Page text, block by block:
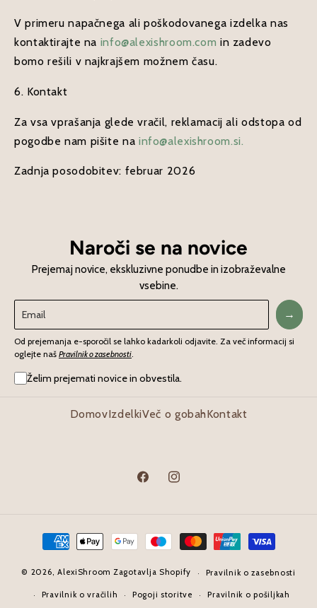
V primeru napačnega ali poškodovanega izdelka nas
kontaktirajte na info@alexishroom.com in zadevo
bomo rešili v najkrajšem možnem času.
6. Kontakt
Za vsa vprašanja glede vračil, reklamacij ali odstopa od
pogodbe nam pišite na info@alexishroom.si.
Zadnja posodobitev: februar 2026
Naroči se na novice
Prejemaj novice, ekskluzivne ponudbe in izobraževalne
vsebine.
→
Od prejemanja e-sporočil se lahko kadarkoli odjavite. Za več informacij si
oglejte naš Pravilnik o zasebnosti
Želim prejemati novice in obvestila.
DomovIzdelkiVeč o gobahKontakt
FacebookInstagram
Načini
plačila
© 2026,AlexiShroom Zagotavlja Shopify Pravilnik o zasebnosti
Pravilnik o vračilih Pogoji storitve Pravilnik o pošiljkah